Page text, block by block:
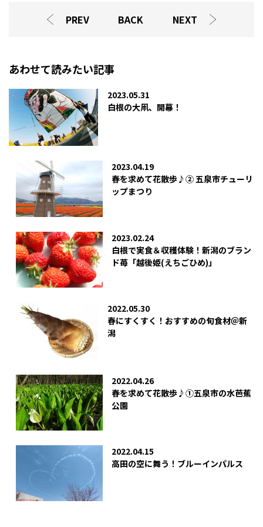
PREV BACK NEXT
あわせて読みたい記事
2023.05.31
白根の大凧、開幕！
2023.04.19
春を求めて花散歩♪② 五泉市チューリ
ップまつり
2023.02.24
白根で実食＆収穫体験！新潟のブラン
ド苺「越後姫(えちごひめ)」
2022.05.30
春にすくすく！おすすめの旬食材＠新
潟
2022.04.26
春を求めて花散歩♪①五泉市の水芭蕉
公園
2022.04.15
高田の空に舞う！ブルーインパルス